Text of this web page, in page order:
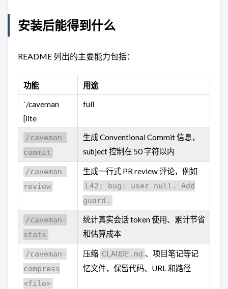
安装后能得到什么
README 列出的主要能力包括：
功能 用途
`/caveman
[lite
full
/caveman-
commit
生成 Conventional Commit 信息，
subject 控制在 50 字符以内
/caveman-
review
生成一行式 PR review 评论，例如
L42: bug: user null. Add
guard.
/caveman-
stats
统计真实会话 token 使用、累计节省
和估算成本
/caveman-
compress
<file>
压缩 CLAUDE.md 、项目笔记等记
忆文件，保留代码、URL 和路径